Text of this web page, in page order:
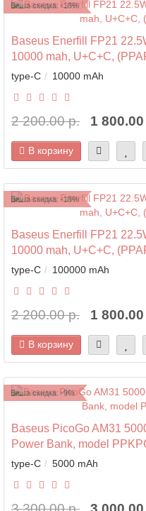
Ваша скидка: -18%
Baseus Enerfill FP21
10000 mah, U+C+C,
type-C 10000 mAh
2 200.00 р. 1
В корзину
Ваша скидка: -18%
Baseus Enerfill FP21
10000 mah, U+C+C,
type-C 100000 mAh
2 200.00 р. 1
В корзину
Ваша скидка: -9%
Baseus PicoGo AM31
Power Bank, model
type-C 5000 mAh